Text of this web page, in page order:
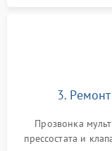
3.
Прозвонка
прессостата и